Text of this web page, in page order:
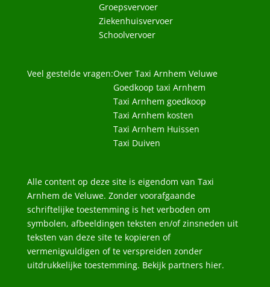
Groepsvervoer
Ziekenhuisvervoer
Schoolvervoer
Veel gestelde vragen:Over Taxi Arnhem Veluwe
Goedkoop taxi Arnhem
Taxi Arnhem goedkoop
Taxi Arnhem kosten
Taxi Arnhem Huissen
Taxi Duiven
Alle content op deze site is eigendom van Taxi
Arnhem de Veluwe. Zonder voorafgaande
schriftelijke toestemming is het verboden om
symbolen, afbeeldingen teksten en/of zinsneden uit
teksten van deze site te kopieren of
vermenigvuldigen of te verspreiden zonder
uitdrukkelijke toestemming. Bekijk partners hier.